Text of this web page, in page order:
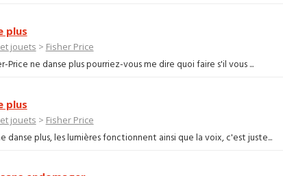
plus
jouets > Fisher Price
ne danse plus pourriez-vous me dire quoi faire s'il vous ...
plus
jouets > Fisher Price
plus, les lumières fonctionnent ainsi que la voix, c'est juste...